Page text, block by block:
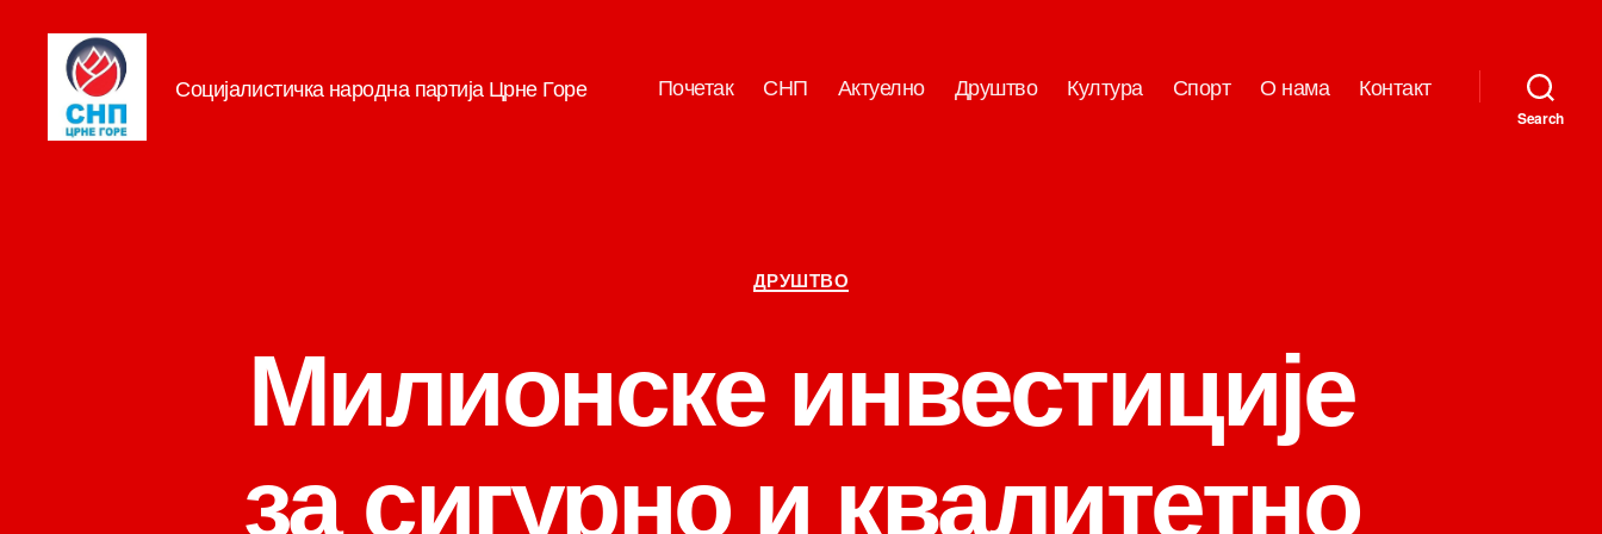
Социјалистичка народна партија Црне Горе Почетак СНП Актуелно Друштво Култура Спорт О нама Контакт
Search
Категорије
ДРУШТВО
Милионске инвестиције
за сигурно и квалитетно